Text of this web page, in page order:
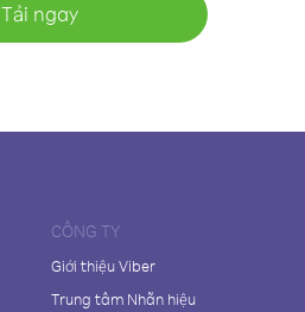
Tải ngay
CÔNG TY
Giới thiệu Viber
Trung tâm Nhãn hiệu